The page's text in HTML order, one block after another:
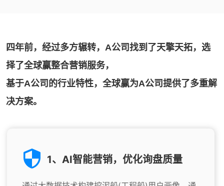
四年前，经过多方辗转，A公司找到了天擎天拓，选
择了全球赢整合营销服务，
基于A公司的行业特性，全球赢为A公司提供了多重解
决方案。
1、AI智能营销，优化询盘质量